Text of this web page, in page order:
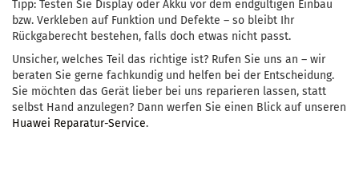
Tipp: Testen Sie Display oder Akku vor dem endgültigen Einbau
bzw. Verkleben auf Funktion und Defekte – so bleibt Ihr
Rückgaberecht bestehen, falls doch etwas nicht passt.
Unsicher, welches Teil das richtige ist? Rufen Sie uns an – wir
beraten Sie gerne fachkundig und helfen bei der Entscheidung.
Sie möchten das Gerät lieber bei uns reparieren lassen, statt
selbst Hand anzulegen? Dann werfen Sie einen Blick auf unseren
Huawei Reparatur-Service.